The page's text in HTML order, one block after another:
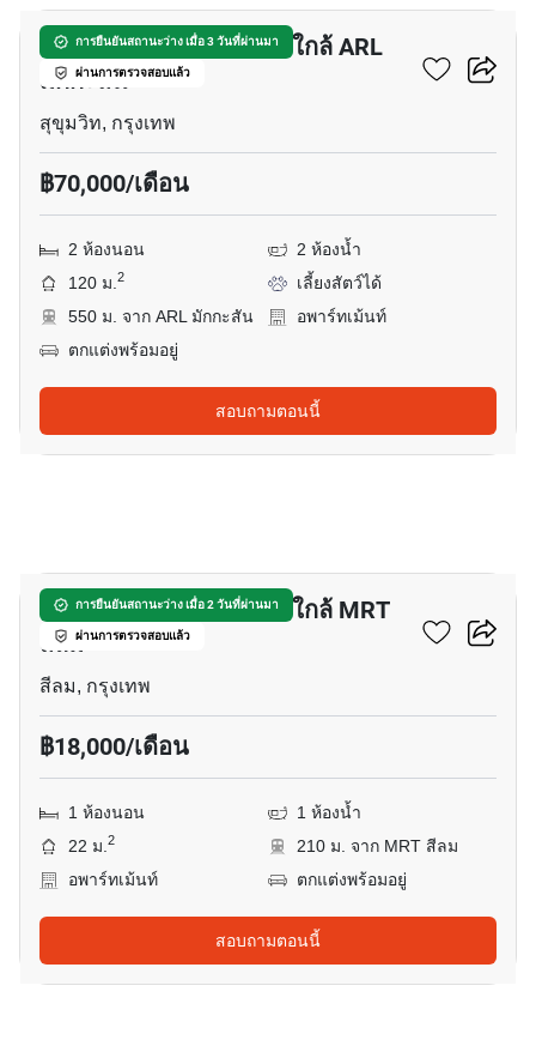
การยืนยันสถานะว่าง เมื่อ 3 วันที่ผ่านมา
ผ่านการตรวจสอบแล้ว
อพาร์ทเมนต์ 2-ห้องนอน ใกล้ ARL
มักกะสัน
สุขุมวิท, กรุงเทพ
฿70,000/เดือน
2 ห้องนอน
2 ห้องน้ำ
120 ม.2
เลี้ยงสัตว์ได้
550 ม. จาก ARL มักกะสัน
อพาร์ทเม้นท์
ตกแต่งพร้อมอยู่
สอบถามตอนนี้
การยืนยันสถานะว่าง เมื่อ 2 วันที่ผ่านมา
ผ่านการตรวจสอบแล้ว
อพาร์ทเมนต์ 1-ห้องนอน ใกล้ MRT
สีลม
สีลม, กรุงเทพ
฿18,000/เดือน
1 ห้องนอน
1 ห้องน้ำ
22 ม.2
210 ม. จาก MRT สีลม
อพาร์ทเม้นท์
ตกแต่งพร้อมอยู่
สอบถามตอนนี้